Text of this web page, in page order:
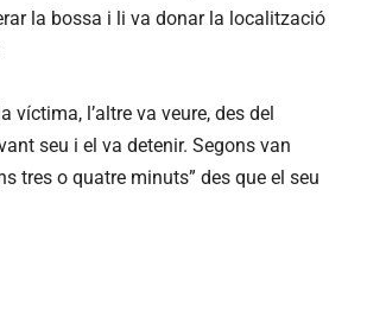
la bossa i li va donar la localització
víctima, l’altre va veure, des del
seu i el va detenir. Segons van
tres o quatre minuts” des que el seu